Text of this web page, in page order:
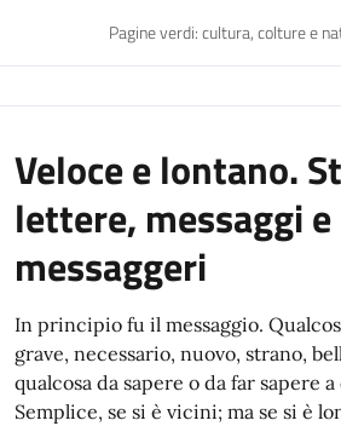
Pagine verdi: cultura, colture e
Veloce e lontano.
lettere, messaggi e
messaggeri
In principio fu il messaggio.
grave, necessario, nuovo, strano,
qualcosa da sapere o da far sapere
Semplice, se si è vicini; ma se si è